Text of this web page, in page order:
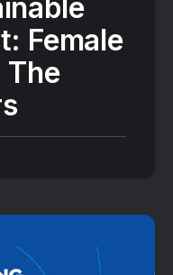
Female
The